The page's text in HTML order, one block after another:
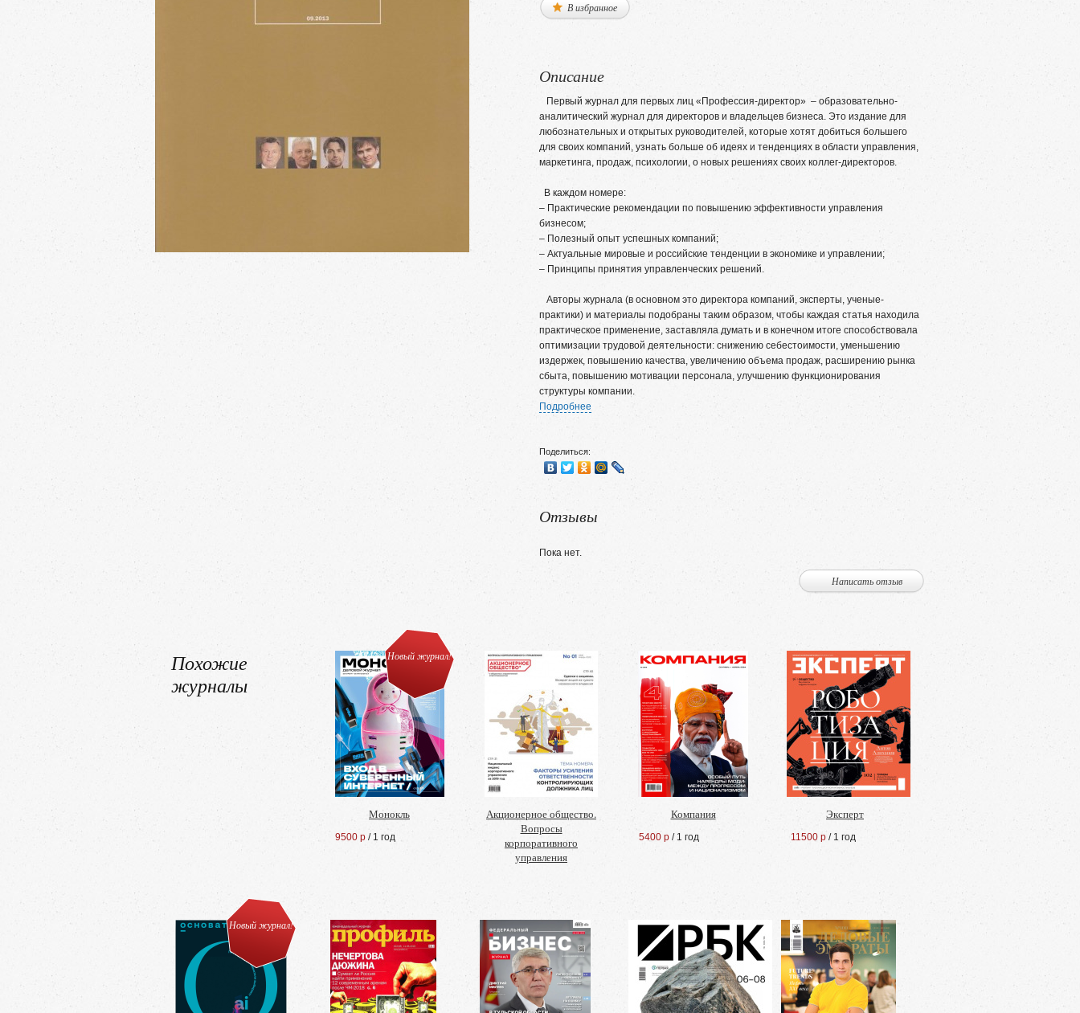
В избранное
Описание
Первый журнал для первых лиц «Профессия-директор» – образовательно-
аналитический журнал для директоров и владельцев бизнеса. Это издание для
любознательных и открытых руководителей, которые хотят добиться большего
для своих компаний, узнать больше об идеях и тенденциях в области управления,
маркетинга, продаж, психологии, о новых решениях своих коллег-директоров.
В каждом номере:
– Практические рекомендации по повышению эффективности управления
бизнесом;
– Полезный опыт успешных компаний;
– Актуальные мировые и российские тенденции в экономике и управлении;
– Принципы принятия управленческих решений.
Авторы журнала (в основном это директора компаний, эксперты, ученые-
практики) и материалы подобраны таким образом, чтобы каждая статья находила
практическое применение, заставляла думать и в конечном итоге способствовала
оптимизации трудовой деятельности: снижению себестоимости, уменьшению
издержек, повышению качества, увеличению объема продаж, расширению рынка
сбыта, повышению мотивации персонала, улучшению функционирования
структуры компании.
Подробнее
Поделиться:
Отзывы
Пока нет.
Написать отзыв
Похожие
журналы
Новый журнал!
Монокль
9500 р / 1 год
Акционерное общество.
Вопросы
корпоративного
управления
Компания
5400 р / 1 год
Эксперт
11500 р / 1 год
Новый журнал!